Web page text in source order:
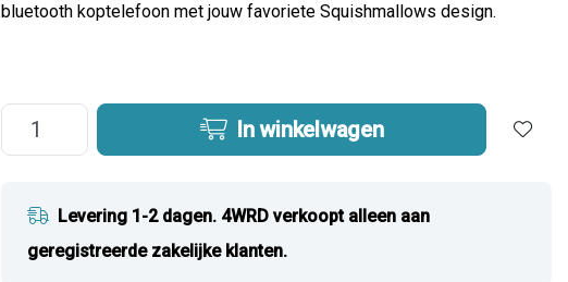
bluetooth koptelefoon met jouw favoriete Squishmallows design.
In winkelwagen
Levering 1-2 dagen. 4WRD verkoopt alleen aan
geregistreerde zakelijke klanten.